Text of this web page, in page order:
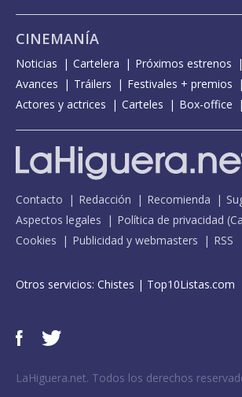
CINEMANÍA
Noticias Cartelera Próximos estrenos
Avances
Tráilers
Festivales + premios
Actores y actrices
Carteles Box-office
Contacto Redacción Recomienda
Aspectos legales
Política de privacidad (
Cookies
Publicidad y webmasters RSS
Otros servicios: Chistes | Top10Listas.com
LaHiguera.net. Todos los derechos